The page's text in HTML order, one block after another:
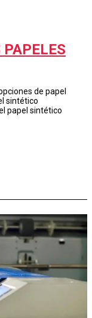
de papel
sintético
papel sintético